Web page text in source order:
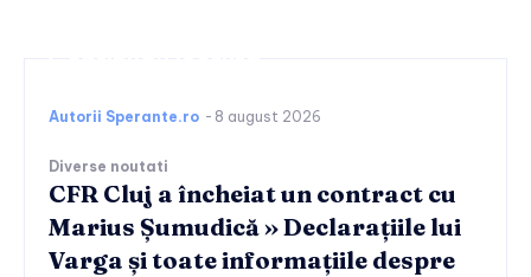
Autorii Sperante.ro - 8 august 2026
Diverse noutati
CFR Cluj a încheiat un contract cu
Marius Șumudică » Declarațiile lui
Varga și toate informațiile despre